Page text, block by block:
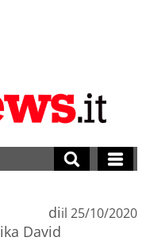
di
David
il 25/10/2020